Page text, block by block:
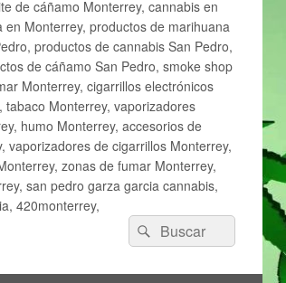
de cáñamo Monterrey, cannabis en
Monterrey, productos de marihuana
productos de cannabis San Pedro,
de cáñamo San Pedro, smoke shop
Monterrey, cigarrillos electrónicos
Monterrey, vaporizadores
humo Monterrey, accesorios de
vaporizadores de cigarrillos Monterrey,
zonas de fumar Monterrey,
san pedro garza garcia cannabis,
420monterrey,
Buscar
por:
Buscar